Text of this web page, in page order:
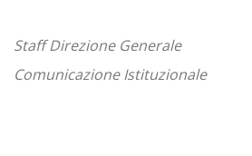
Staff Direzione Generale
Comunicazione Istituzionale